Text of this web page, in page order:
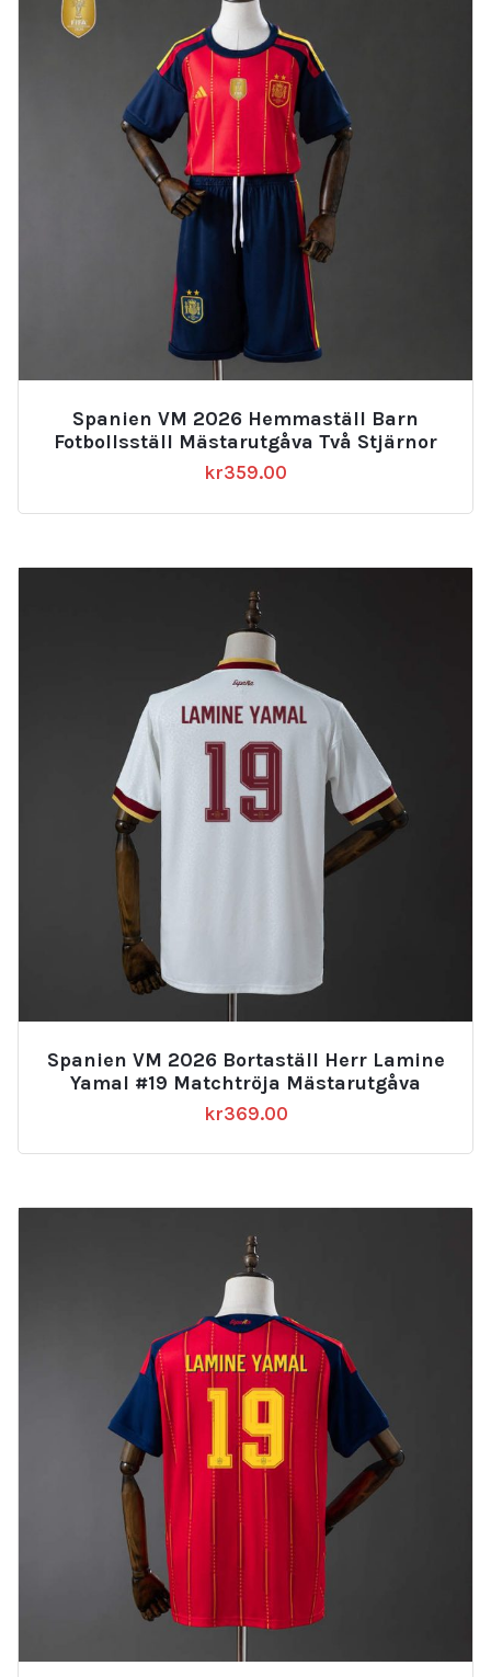
Spanien VM 2026 Hemmaställ Barn
Fotbollsställ Mästarutgåva Två Stjärnor
kr359.00
Spanien VM 2026 Bortaställ Herr Lamine
Yamal #19 Matchtröja Mästarutgåva
kr369.00